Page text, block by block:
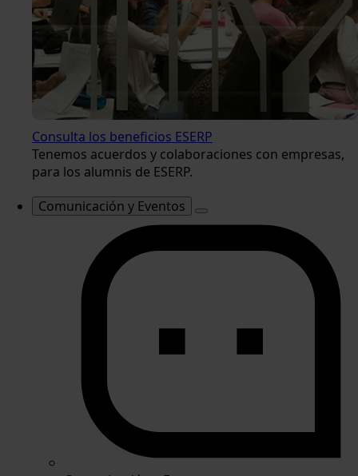
Consulta los beneficios ESERP
Tenemos acuerdos y colaboraciones con empresas,
para los alumnis de ESERP.
Comunicación y Eventos